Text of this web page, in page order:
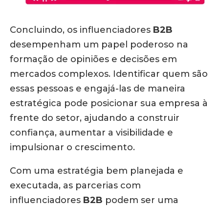
Concluindo, os influenciadores B2B
desempenham um papel poderoso na
formação de opiniões e decisões em
mercados complexos. Identificar quem são
essas pessoas e engajá-las de maneira
estratégica pode posicionar sua empresa à
frente do setor, ajudando a construir
confiança, aumentar a visibilidade e
impulsionar o crescimento.
Com uma estratégia bem planejada e
executada, as parcerias com
influenciadores B2B podem ser uma